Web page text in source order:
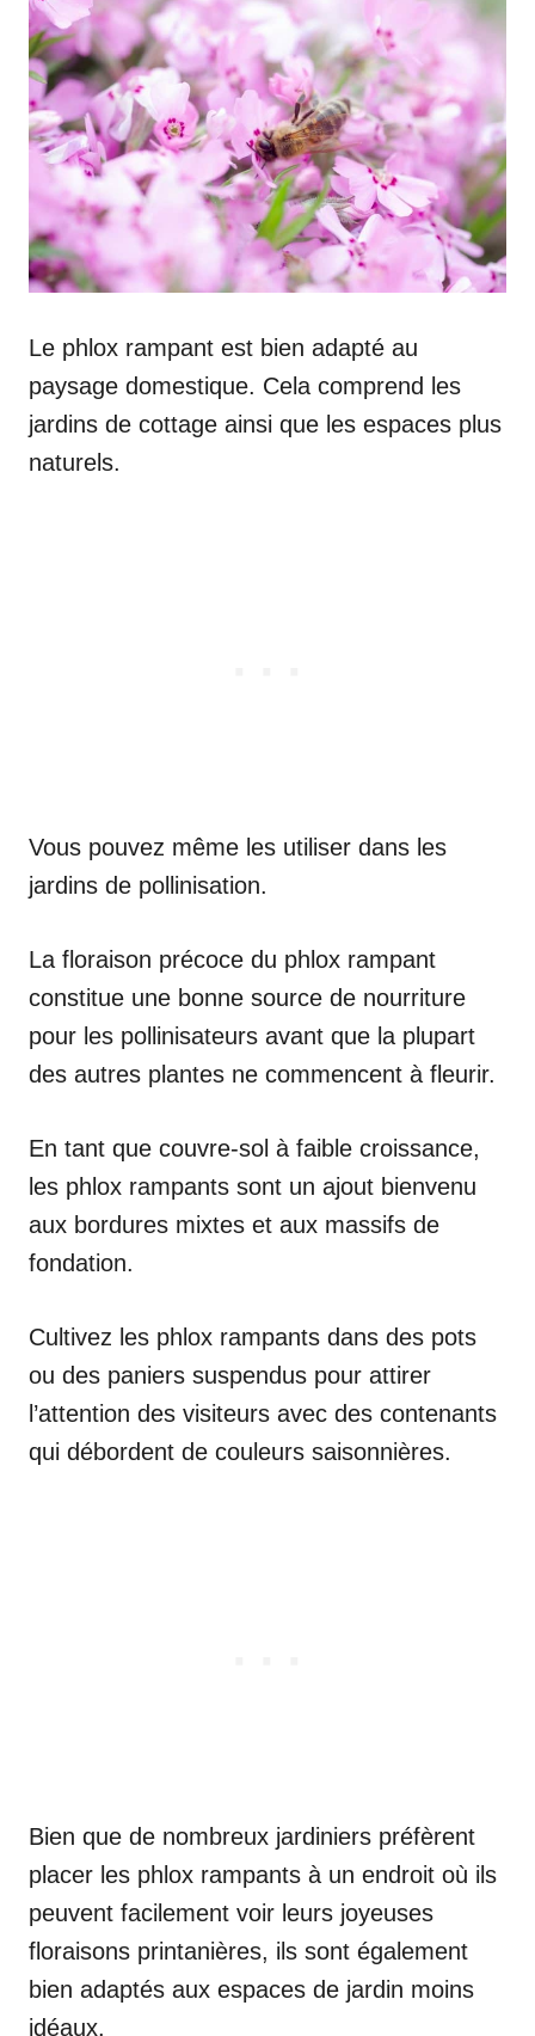
Le phlox rampant est bien adapté au
paysage domestique. Cela comprend les
jardins de cottage ainsi que les espaces plus
naturels.
Vous pouvez même les utiliser dans les
jardins de pollinisation.
La floraison précoce du phlox rampant
constitue une bonne source de nourriture
pour les pollinisateurs avant que la plupart
des autres plantes ne commencent à fleurir.
En tant que couvre-sol à faible croissance,
les phlox rampants sont un ajout bienvenu
aux bordures mixtes et aux massifs de
fondation.
Cultivez les phlox rampants dans des pots
ou des paniers suspendus pour attirer
l’attention des visiteurs avec des contenants
qui débordent de couleurs saisonnières.
Bien que de nombreux jardiniers préfèrent
placer les phlox rampants à un endroit où ils
peuvent facilement voir leurs joyeuses
floraisons printanières, ils sont également
bien adaptés aux espaces de jardin moins
idéaux.